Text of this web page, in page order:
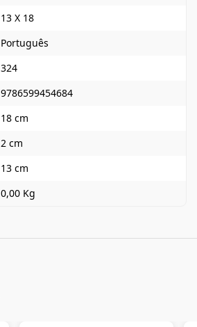
13 X 18
Português
324
9786599454684
18 cm
2 cm
13 cm
0,00 Kg